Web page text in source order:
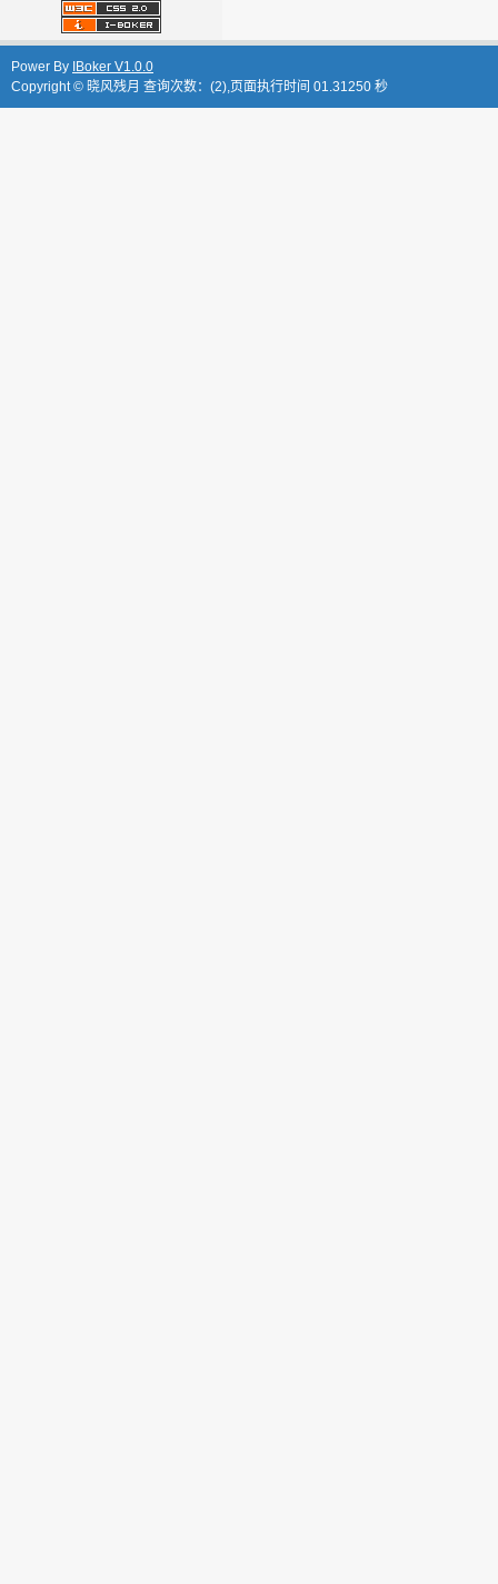
Power By IBoker V1.0.0
Copyright © 晓风残月 查询次数：(2),页面执行时间 01.31250 秒